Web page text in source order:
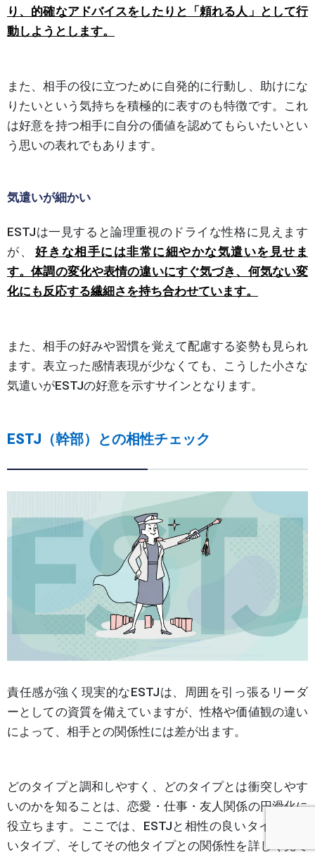
り、的確なアドバイスをしたりと「頼れる人」として行
動しようとします。
また、相手の役に立つために自発的に行動し、助けにな
りたいという気持ちを積極的に表すのも特徴です。これ
は好意を持つ相手に自分の価値を認めてもらいたいとい
う思いの表れでもあります。
気遣いが細かい
ESTJは一見すると論理重視のドライな性格に見えます
が、
好きな相手には非常に細やかな気遣いを見せま
す。体調の変化や表情の違いにすぐ気づき、何気ない変
化にも反応する繊細さを持ち合わせています。
また、相手の好みや習慣を覚えて配慮する姿勢も見られ
ます。表立った感情表現が少なくても、こうした小さな
気遣いがESTJの好意を示すサインとなります。
ESTJ（幹部）との相性チェック
責任感が強く現実的なESTJは、周囲を引っ張るリーダ
ーとしての資質を備えていますが、性格や価値観の違い
によって、相手との関係性には差が出ます。
どのタイプと調和しやすく、どのタイプとは衝突しやす
いのかを知ることは、恋愛・仕事・友人関係の円滑化に
役立ちます。ここでは、ESTJと相性の良いタイプ・悪
いタイプ、そしてその他タイプとの関係性を詳しく見て